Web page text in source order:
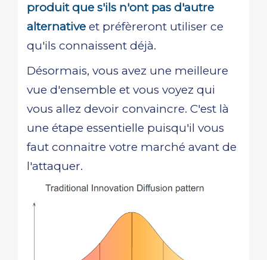
produit que s'ils n'ont pas d'autre
alternative et préfèreront utiliser ce
qu'ils connaissent déjà.
Désormais, vous avez une meilleure
vue d'ensemble et vous voyez qui
vous allez devoir convaincre. C'est là
une étape essentielle puisqu'il vous
faut connaitre votre marché avant de
l'attaquer.